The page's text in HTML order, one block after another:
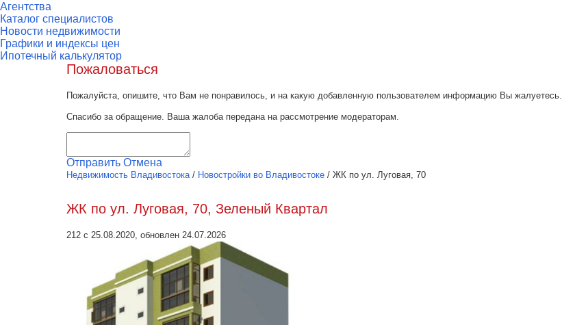
Агентства
Каталог специалистов
Новости недвижимости
Графики и индексы цен
Ипотечный калькулятор
Пожаловаться
Пожалуйста, опишите, что Вам не понравилось, и на какую добавленную пользователем информацию Вы жалуетесь.
Спасибо за обращение. Ваша жалоба передана на рассмотрение модераторам.
Отправить Отмена
Недвижимость Владивостока/ Новостройки во Владивостоке / ЖК по ул. Луговая, 70
ЖК по ул. Луговая, 70, Зеленый Квартал
212 с 25.08.2020, обновлен 24.07.2026